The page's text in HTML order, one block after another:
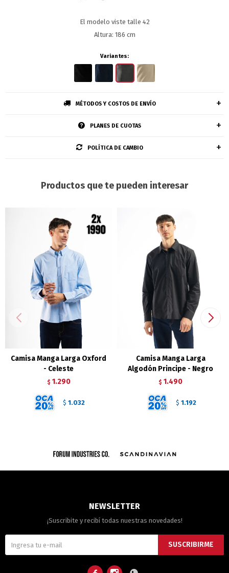
El modelo viste talle 42
Altura: 186 cm
Variantes:
MÉTODOS Y COSTOS DE ENVÍO
PLANES DE CUOTAS
POLÍTICA DE CAMBIO
Productos que te pueden interesar
Camisa Manga Larga Oxford
- Celeste
$ 1.290
$ 1.032
Camisa Manga Larga
Algodón Principe - Negro
$ 1.490
$ 1.192
NEWSLETTER
¡Suscribite y recibí todas nuestras novedades!
SUSCRIBIRME